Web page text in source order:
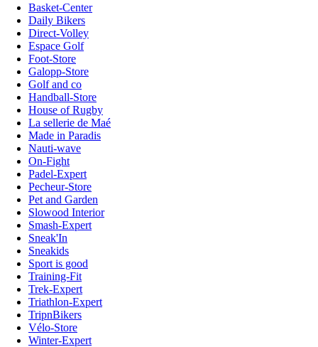
Basket-Center
Daily Bikers
Direct-Volley
Espace Golf
Foot-Store
Galopp-Store
Golf and co
Handball-Store
House of Rugby
La sellerie de Maé
Made in Paradis
Nauti-wave
On-Fight
Padel-Expert
Pecheur-Store
Pet and Garden
Slowood Interior
Smash-Expert
Sneak'In
Sneakids
Sport is good
Training-Fit
Trek-Expert
Triathlon-Expert
TripnBikers
Vélo-Store
Winter-Expert